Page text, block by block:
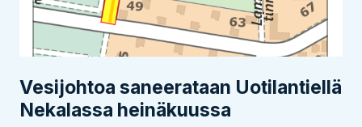
Vesijohtoa saneerataan Uotilantiellä
Nekalassa heinäkuussa